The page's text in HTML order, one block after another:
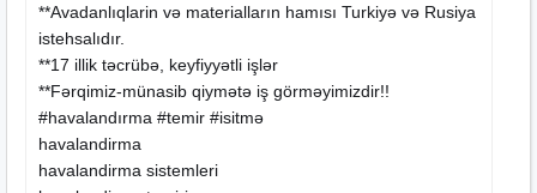
**Avadanlıqlarin və materialların hamısı Turkiyə və Rusiya
istehsalıdır.
**17 illik təcrübə, keyfiyyətli işlər
**Fərqimiz-münasib qiymətə iş görməyimizdir!!
#havalandırma #temir #isitmə
havalandirma
havalandirma sistemleri